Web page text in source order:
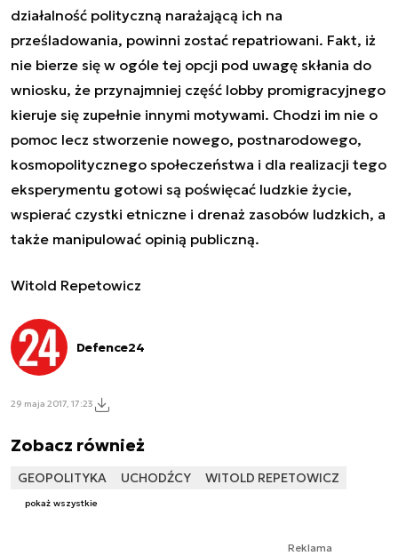
działalność polityczną narażającą ich na
prześladowania, powinni zostać repatriowani. Fakt, iż
nie bierze się w ogóle tej opcji pod uwagę skłania do
wniosku, że przynajmniej część lobby promigracyjnego
kieruje się zupełnie innymi motywami. Chodzi im nie o
pomoc lecz stworzenie nowego, postnarodowego,
kosmopolitycznego społeczeństwa i dla realizacji tego
eksperymentu gotowi są poświęcać ludzkie życie,
wspierać czystki etniczne i drenaż zasobów ludzkich, a
także manipulować opinią publiczną.
Witold Repetowicz
Defence24
29 maja 2017, 17:23
Zobacz również
GEOPOLITYKA UCHODŹCY WITOLD REPETOWICZ
pokaż wszystkie
Reklama